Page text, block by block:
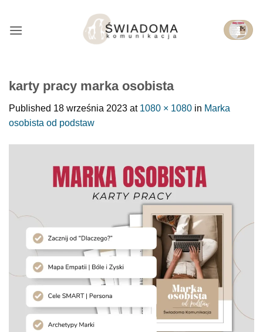
treści
karty pracy marka osobista
Published 18 września 2023 at 1080 × 1080 in Marka
osobista od podstaw